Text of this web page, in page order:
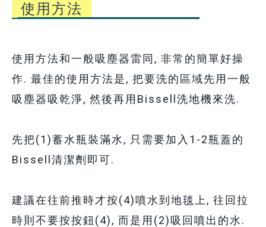
使用方法
使用方法和一般吸塵器雷同, 非常的簡單好操
作. 最佳的使用方法是, 把要洗的區域先用一般
吸塵器吸乾淨, 然後再用Bissell洗地機來洗.
先把(1)蓄水瓶裝滿水, 只需要加入1-2瓶蓋的
Bissell清潔劑即可.
建議在往前推時才按(4)噴水到地毯上, 往回拉
時則不要按按鈕(4), 而是用(2)吸回噴出的水.